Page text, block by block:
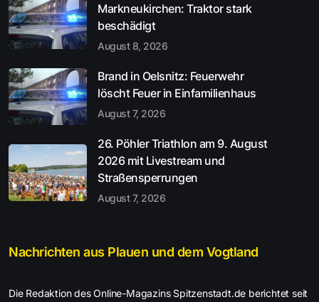
Markneukirchen: Traktor stark
beschädigt
August 8, 2026
Brand in Oelsnitz: Feuerwehr
löscht Feuer in Einfamilienhaus
August 7, 2026
26. Pöhler Triathlon am 9. August
2026 mit Livestream und
Straßensperrungen
August 7, 2026
Nachrichten aus Plauen und dem Vogtland
Die Redaktion des Online-Magazins Spitzenstadt.de berichtet seit